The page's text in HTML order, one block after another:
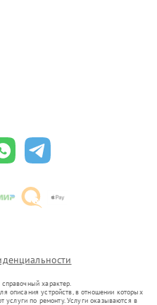
характер.
описания устройств, в отношении которых
по ремонту. Услуги оказываются в